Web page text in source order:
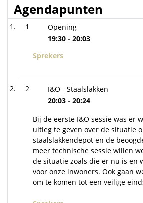
Agendapunten
1
Opening
19:30 - 20:03
Sprekers
2
I&O - Staalslakken
20:03 - 20:24
Bij de eerste I&O sessie was er
uitleg te geven over de situatie
staalslakkendepot en de
meer technische sessie willen
de situatie zoals die er nu is en
voor onze inwoners. Ook gaan
om te komen tot een veilige